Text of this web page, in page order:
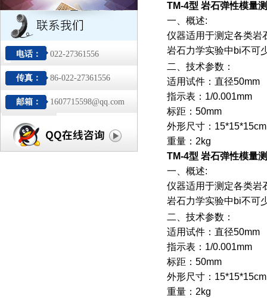
电话： 022-27361556
传真： 86-022-27361556
邮箱： 1607715598@qq.com
TM-4型 岩石弹性模量
一、概述:
仪器适用于测定各类岩
岩石力学实验中bi不可
二、技术参数：
适用试件：直径50mm
指示表：1/0.001mm
标距：50mm
外形尺寸：15*15*15cm
重量：2kg
TM-4型 岩石弹性模量
一、概述:
仪器适用于测定各类岩
岩石力学实验中bi不可
二、技术参数：
适用试件：直径50mm
指示表：1/0.001mm
标距：50mm
外形尺寸：15*15*15cm
重量：2kg